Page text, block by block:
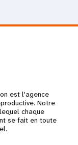
est l'agence
Notre
chaque
se fait en toute